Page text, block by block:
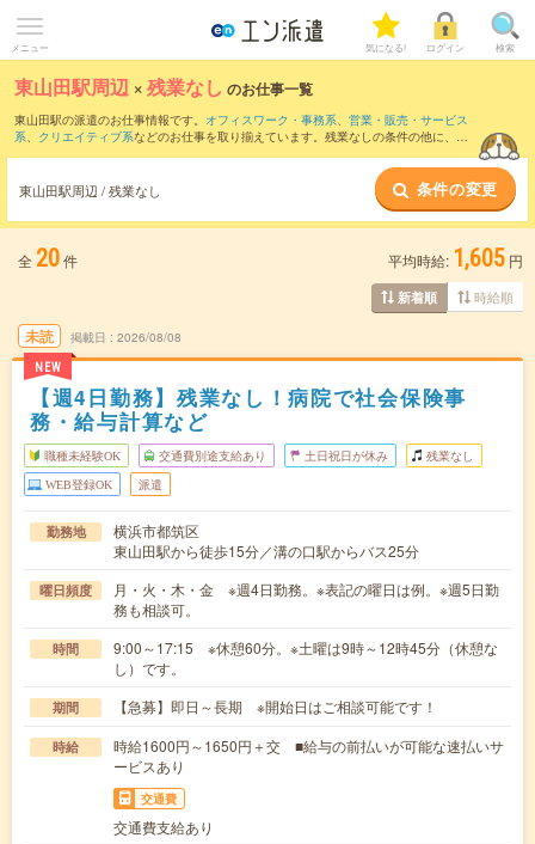
メニュー 気になる! ログイン 検索
東山田駅周辺 ×残業なし のお仕事一覧
東山田駅の派遣のお仕事情報です。 オフィスワーク・事務系、 営業・販売・サービス
系、 クリエイティブ系などのお仕事を取り揃えています。残業なしの条件の他に、 交
東山田駅周辺 / 残業なし 条件の変更
全 20件 平均時給: 1,605 円
新着順 時給順
未読
NEW
掲載日 2026/08/08
【週4日勤務】残業なし！病院で社会保険事
務・給与計算など
職種未経験OK 交通費別途支給あり 土日祝日が休み 残業なし
WEB登録OK 派遣
勤務地
横浜市都筑区
東山田駅から徒歩15分／溝の口駅からバス25分
曜日頻度
月・火・木・金 ※週4日勤務。※表記の曜日は例。※週5日勤
務も相談可。
時間
9:00～17:15 ※休憩60分。※土曜は9時～12時45分（休憩な
し）です。
期間 【急募】即日～長期 ※開始日はご相談可能です！
時給
時給1600円～1650円＋交 ■給与の前払いが可能な速払いサ
ービスあり
交通費
交通費支給あり